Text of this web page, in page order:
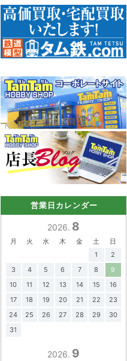
営業日カレンダー
2026. 8
月 火 水 木 金 土
日
1
2
3
4 5 6 7 8
9
10
11 12 13 14 15
16
17
18 19 20 21 22
23
24
25 26 27 28 29
30
31
2026. 9